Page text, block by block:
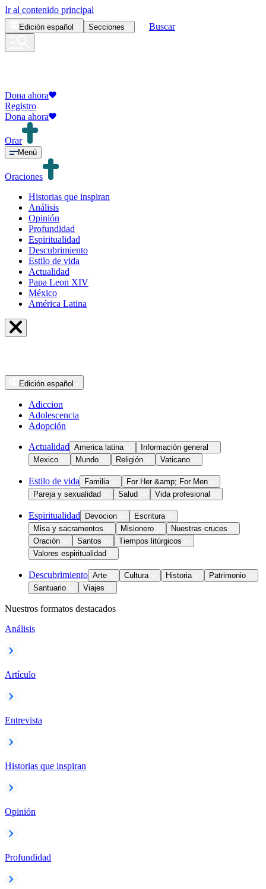
Ir al contenido principal
Edición español Secciones Buscar
Dona ahora
Registro
Dona ahora
Orar
Menú
Oraciones
Historias que inspiran
Análisis
Opinión
Profundidad
Espiritualidad
Descubrimiento
Estilo de vida
Actualidad
Papa Leon XIV
México
América Latina
Edición español
Adiccion
Adolescencia
Adopción
Actualidad America latina
Información general
Mexico
Mundo Religión Vaticano
Estilo de vida Familia
For Her &amp; For Men
Pareja y sexualidad
Salud Vida profesional
Espiritualidad Devocion
Escritura
Misa y sacramentos
Misionero
Nuestras cruces
Oración
Santos
Tiempos litúrgicos
Valores espiritualidad
Descubrimiento Arte Cultura Historia
Patrimonio
Santuario
Viajes
Nuestros formatos destacados
Análisis
Artículo
Entrevista
Historias que inspiran
Opinión
Profundidad